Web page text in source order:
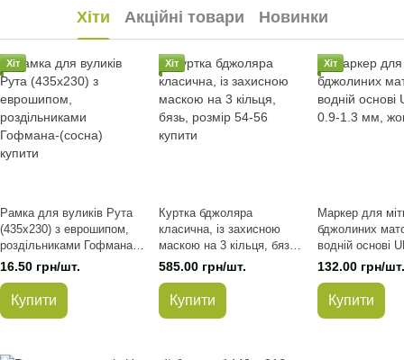
Хіти Акційні товари Новинки
Хіт
Рамка для вуликів Рута
(435х230) з еврошипом,
роздільниками Гофмана-
(сосна)
16.50 грн/шт.
Купити
Хіт
Куртка бджоляра
класична, із захисною
маскою на 3 кільця, бязь,
розмір 54-56
585.00 грн/шт.
Купити
Хіт
Маркер для
бджолиних
водній основі
0.9-1.3 мм,
132.00 грн/шт.
Купити